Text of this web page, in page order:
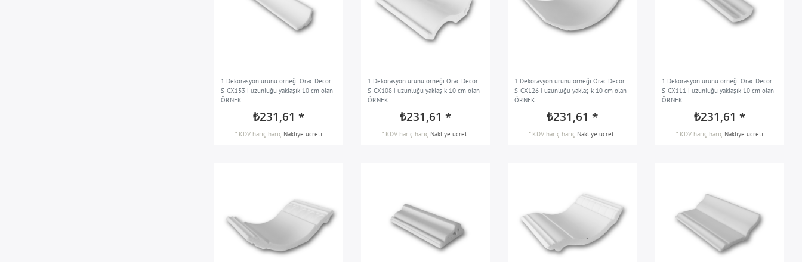
1 Dekorasyon ürünü örneği Orac Decor
S-CX133 | uzunluğu yaklaşık 10 cm olan
ÖRNEK
₺231,61 *
* KDV hariçhariç Nakliye ücreti
1 Dekorasyon ürünü örneği Orac Decor
S-CX108 | uzunluğu yaklaşık 10 cm olan
ÖRNEK
₺231,61 *
* KDV hariç hariç Nakliye ücreti
1 Dekorasyon ürünü örneği Orac Decor
S-CX126 | uzunluğu yaklaşık 10 cm olan
ÖRNEK
₺231,61 *
* KDV hariç hariç Nakliye ücreti
1 Dekorasyon ürünü örneği Orac Decor
S-CX111 | uzunluğu yaklaşık 10 cm olan
ÖRNEK
₺231,61 *
* KDV hariçhariç Nakliye ücreti